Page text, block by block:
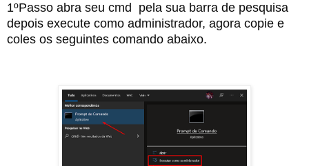
1ºPasso abra seu cmd  pela sua barra de pesquisa
depois execute como administrador, agora copie e
coles os seguintes comando abaixo.